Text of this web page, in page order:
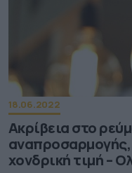
18.06.2022
Ακρίβεια στο
αναπροσαρμογής,
χονδρική τιμή –